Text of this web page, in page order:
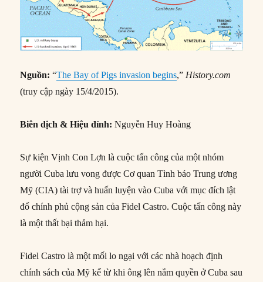
Nguồn: “The Bay of Pigs invasion begins,” History.com
(truy cập ngày 15/4/2015).
Biên dịch & Hiệu đính: Nguyễn Huy Hoàng
Sự kiện Vịnh Con Lợn là cuộc tấn công của một nhóm
người Cuba lưu vong được Cơ quan Tình báo Trung ương
Mỹ (CIA) tài trợ và huấn luyện vào Cuba với mục đích lật
đổ chính phủ cộng sản của Fidel Castro. Cuộc tấn công này
là một thất bại thảm hại.
Fidel Castro là một mối lo ngại với các nhà hoạch định
chính sách của Mỹ kể từ khi ông lên nắm quyền ở Cuba sau